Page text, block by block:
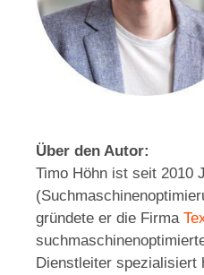
Über den Autor:
Timo Höhn ist seit 2010
gründete er die Firma
Dienstleiter spezialisiert